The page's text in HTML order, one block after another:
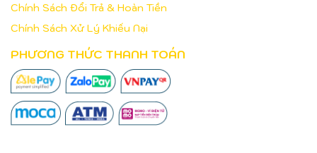
Chính Sách Đổi Trả & Hoàn Tiền
Chính Sách Xử Lý Khiếu Nại
PHƯƠNG THỨC THANH TOÁN